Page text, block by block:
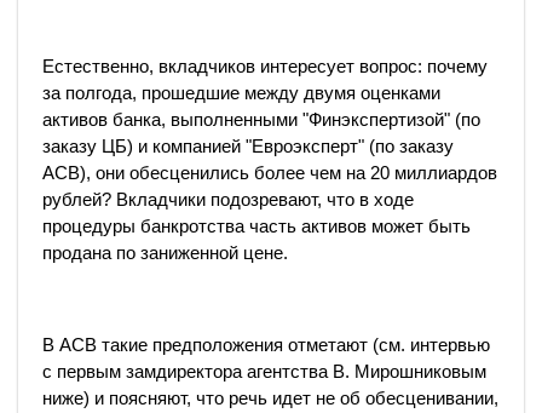
Естественно, вкладчиков интересует вопрос: почему
за полгода, прошедшие между двумя оценками
активов банка, выполненными "Финэкспертизой" (по
заказу ЦБ) и компанией "Евроэксперт" (по заказу
АСВ), они обесценились более чем на 20 миллиардов
рублей? Вкладчики подозревают, что в ходе
процедуры банкротства часть активов может быть
продана по заниженной цене.
В АСВ такие предположения отметают (см. интервью
с первым замдиректора агентства В. Мирошниковым
ниже) и поясняют, что речь идет не об обесценивании,